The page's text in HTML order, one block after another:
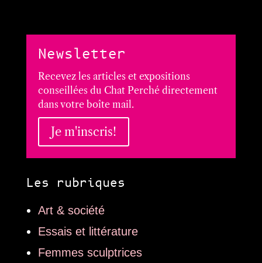
Newsletter
Recevez les articles et expositions
conseillées du Chat Perché directement
dans votre boîte mail.
Je m'inscris!
Les rubriques
Art & société
Essais et littérature
Femmes sculptrices